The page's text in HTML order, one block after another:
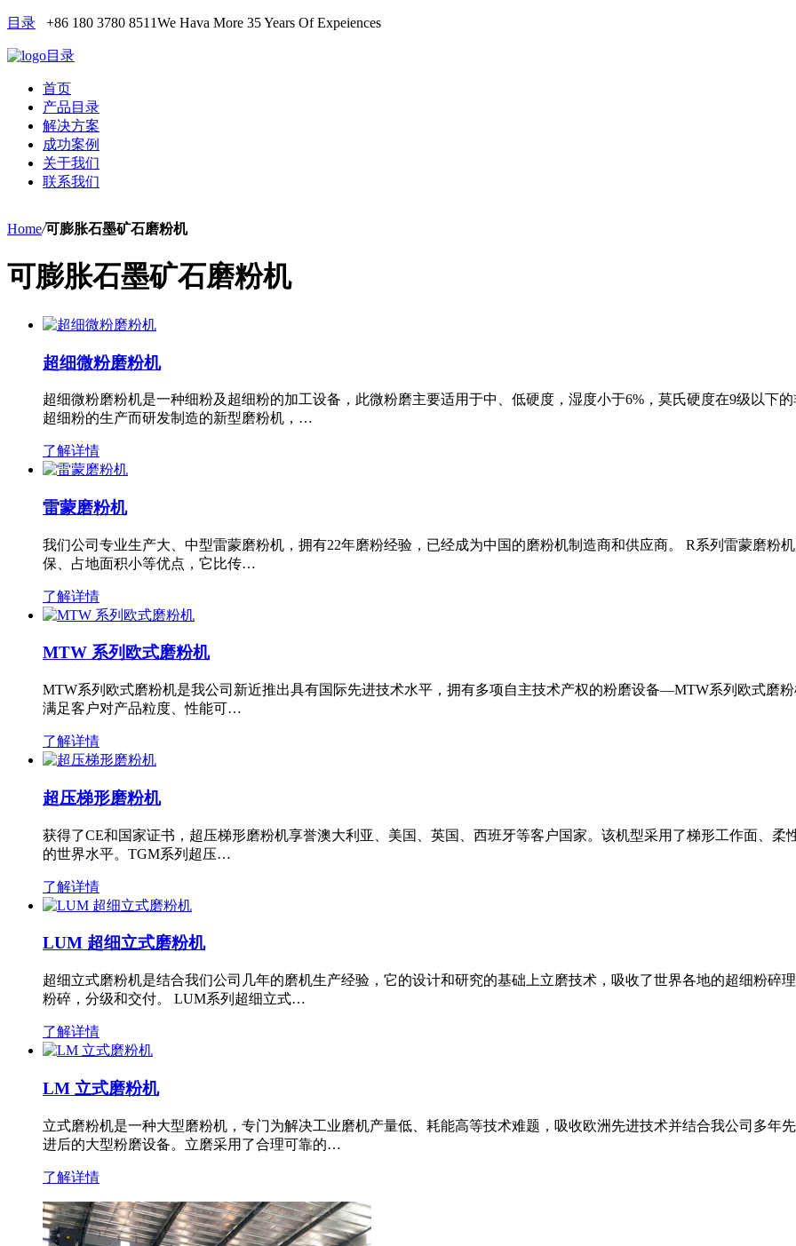
目录 +86 180 3780 8511We Hava More 35 Years Of Expeiences
目录
首页
产品目录
解决方案
成功案例
关于我们
联系我们
Home/可膨胀石墨矿石磨粉机
可膨胀石墨矿石磨粉机
超细微粉磨粉机
超细微粉磨粉机是一种细粉及超细粉的加工设备，此微粉磨主要适用于中、低硬度，湿度小于6%，莫氏硬度在9级以下
超细粉的生产而研发制造的新型磨粉机，…
了解详情
雷蒙磨粉机
我们公司专业生产大、中型雷蒙磨粉机，拥有22年磨粉经验，已经成为中国的磨粉机制造商和供应商。 R系列雷蒙磨粉
保、占地面积小等优点，它比传…
了解详情
MTW 系列欧式磨粉机
MTW系列欧式磨粉机是我公司新近推出具有国际先进技术水平，拥有多项自主技术产权的粉磨设备—MTW系列欧式磨
满足客户对产品粒度、性能可…
了解详情
超压梯形磨粉机
获得了CE和国家证书，超压梯形磨粉机享誉澳大利亚、美国、英国、西班牙等客户国家。该机型采用了梯形工作面、
的世界水平。TGM系列超压…
了解详情
LUM 超细立式磨粉机
超细立式磨粉机是结合我们公司几年的磨机生产经验，它的设计和研究的基础上立磨技术，吸收了世界各地的超细粉碎
粉碎，分级和交付。 LUM系列超细立式…
了解详情
LM 立式磨粉机
立式磨粉机是一种大型磨粉机，专门为解决工业磨机产量低、耗能高等技术难题，吸收欧洲先进技术并结合我公司多年
进后的大型粉磨设备。立磨采用了合理可靠的…
了解详情